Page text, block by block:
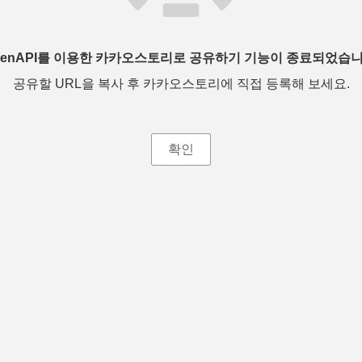
를 이용한 카카오스토리로 공유하기 기능이 종료되었습
공유할 URL을 복사 후 카카오스토리에 직접 등록해 보세요.
확인